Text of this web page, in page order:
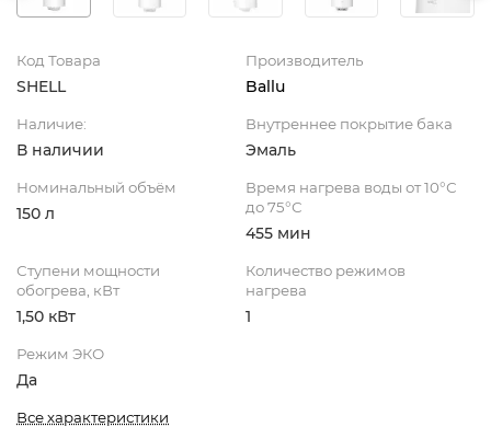
Код Товара
SHELL
Производитель
Ballu
Наличие:
В наличии
Внутреннее покрытие бака
Эмаль
Номинальный объём
150 л
Время нагрева воды от 10°С
до 75°С
455 мин
Ступени мощности
обогрева, кВт
1,50 кВт
Количество режимов
нагрева
1
Режим ЭКО
Да
Все характеристики